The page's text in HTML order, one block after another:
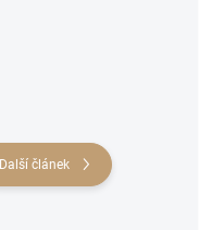
Další článek